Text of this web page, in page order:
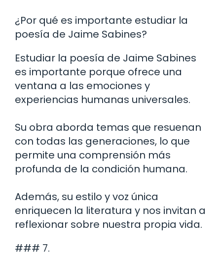
¿Por qué es importante estudiar la
poesía de Jaime Sabines?
Estudiar la poesía de Jaime Sabines
es importante porque ofrece una
ventana a las emociones y
experiencias humanas universales.
Su obra aborda temas que resuenan
con todas las generaciones, lo que
permite una comprensión más
profunda de la condición humana.
Además, su estilo y voz única
enriquecen la literatura y nos invitan a
reflexionar sobre nuestra propia vida.
### 7.